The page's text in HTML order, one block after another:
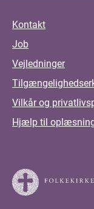
Kontakt
Job
Vejledninger
Vilkår og
Hjælp til